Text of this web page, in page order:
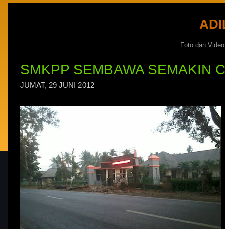
Foto dan
SMKPP SEMBAWA SEMAKIN
JUMAT, 29 JUNI 2012